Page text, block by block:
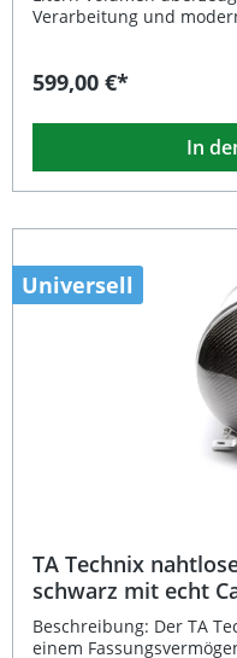
Verarbeitung und
Auto-Tuning-Bereich.
lange Lebensdauer
aus auffälliger Optik
die perfekte Wahl für
Qualität miteinander
Oberfläche in Rot mit Echt-
einsetzbar für verschiedene
Konstruktion mit präzisen
TA Technix nahtloser
599,00 €*
In
Universell
TA Technix
schwarz mit echt
Beschreibung: Der TA
einem